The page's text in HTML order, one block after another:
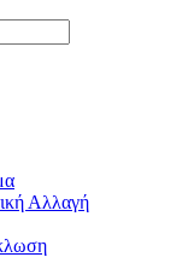
Αλλαγή